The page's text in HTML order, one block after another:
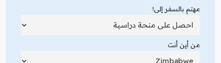
مهتم بالسفر إلى!
من أين أنت